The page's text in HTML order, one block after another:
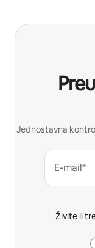
Jednostavna
E-mail*
Živite li